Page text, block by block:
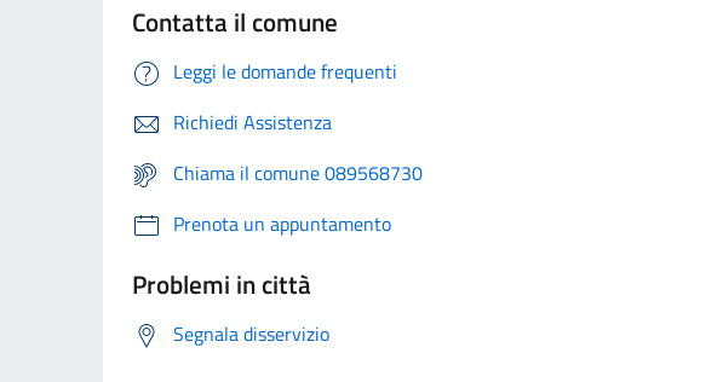
Contatta il comune
Leggi le domande frequenti
Richiedi Assistenza
Chiama il comune 089568730
Prenota un appuntamento
Problemi in città
Segnala disservizio